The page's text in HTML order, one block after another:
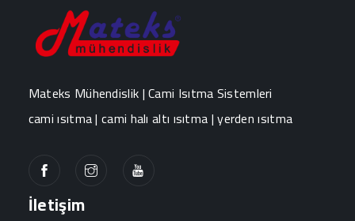
Mateks Mühendislik | Cami Isıtma Sistemleri
cami ısıtma | cami halı altı ısıtma | yerden ısıtma
İletişim